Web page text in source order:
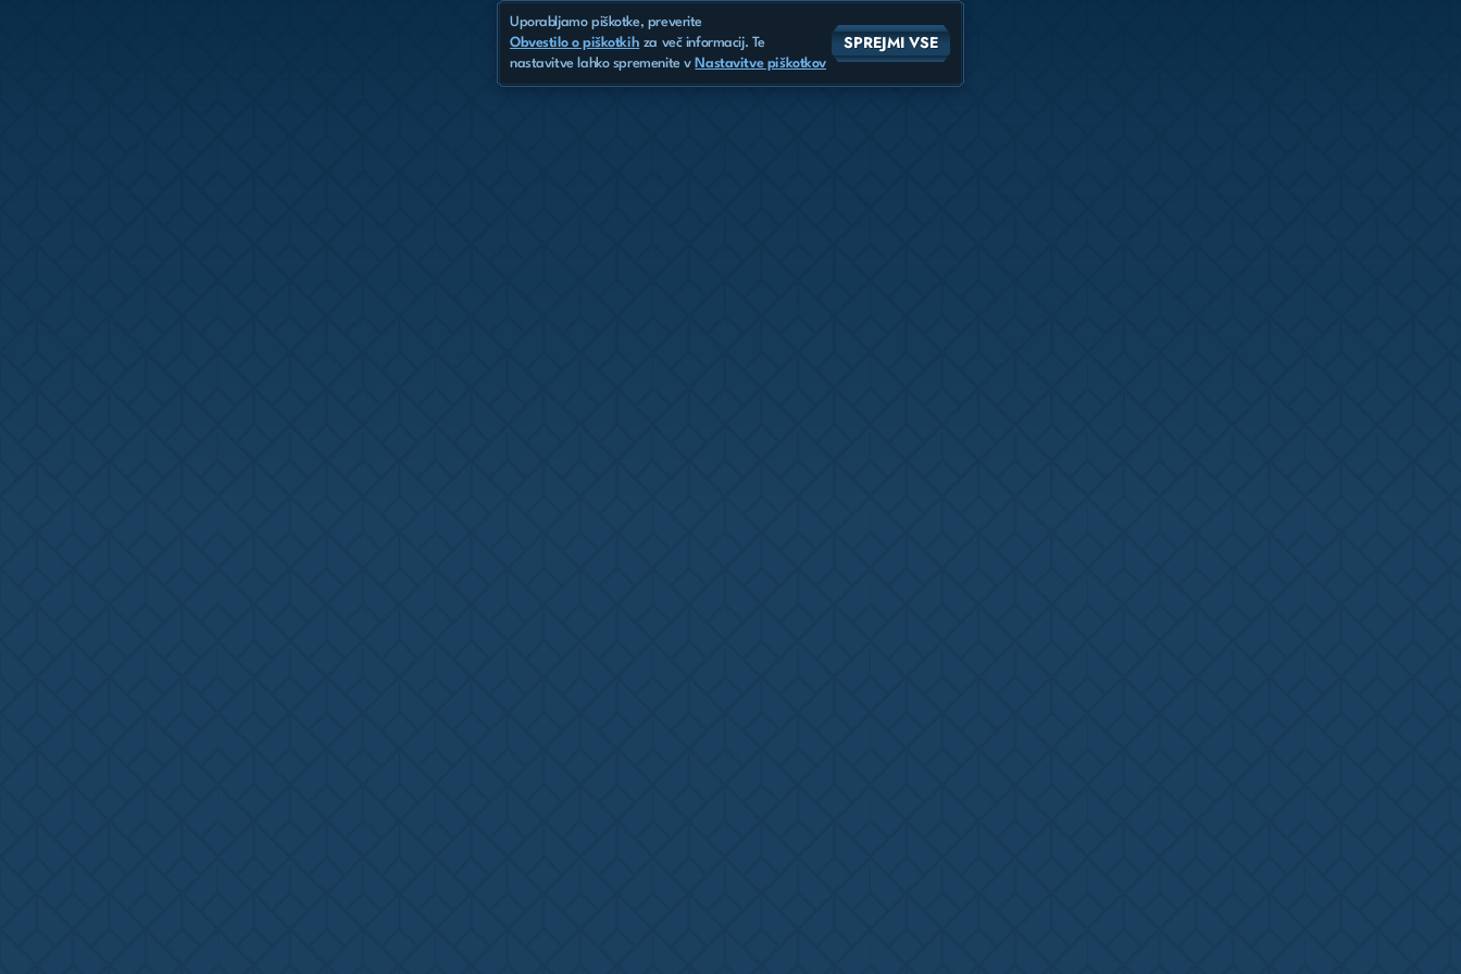
Uporabljamo piškotke, preverite
Obvestilo o piškotkih za več informacij. Te
nastavitve lahko spremenite v Nastavitve piškotkov
SPREJMI VSE